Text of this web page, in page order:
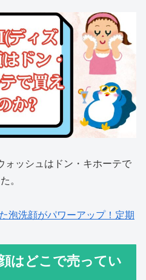
ォッシュはドン・キホーテで
。
泡洗顔がパワーアップ！定期
はどこで売ってい